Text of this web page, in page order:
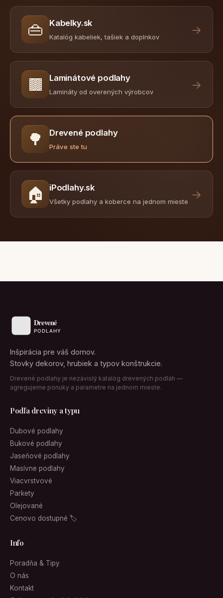
👜 Kabelky.sk
Katalóg kabeliek, tašiek a doplnkov
→
🟫 Laminátové podlahy
Lamináty od overených výrobcov
→
🌳 Drevené podlahy
Práve ste tu
🏠 iPodlahy.sk
Všetky podlahy a koberce na jednom mieste
→
Inšpirácia pre váš domov.
Stovky dekorov, hrubiek a typov konštrukcie.
Drevené podlahy je nezávislý katalóg drevených podláh —
agregujeme ponuky a parametre na jednom mieste.
Podľa dreviny a typu
Dubové podlahy
Bukové podlahy
Jaseňové podlahy
Masívne podlahy
Viacvrstvové
Parkety
Olejované
Cenovo dostupné 🏷
Info
Poradňa & Tipy
O nás
Kontakt